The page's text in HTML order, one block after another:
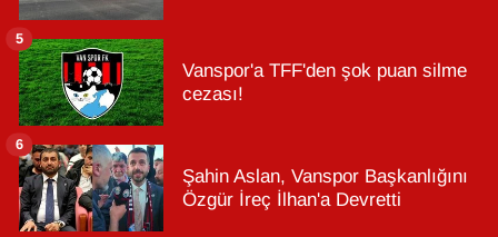
Vanspor'a TFF'den şok puan silme
cezası!
5
Şahin Aslan, Vanspor Başkanlığını
Özgür İreç İlhan'a Devretti
6